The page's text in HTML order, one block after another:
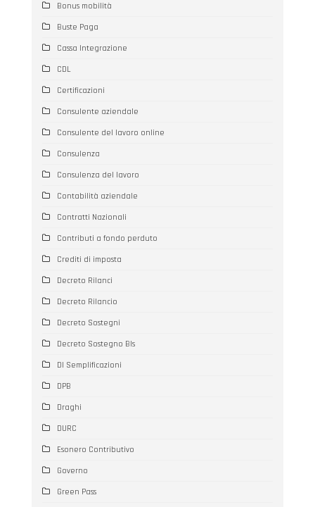
Bonus mobilità
Buste Paga
Cassa Integrazione
CDL
Certificazioni
Consulente aziendale
Consulente del lavoro online
Consulenza
Consulenza del lavoro
Contabilità aziendale
Contratti Nazionali
Contributi a fondo perduto
Crediti di imposta
Decreto Rilanci
Decreto Rilancio
Decreto Sostegni
Decreto Sostegno BIs
Dl Semplificazioni
DPB
Draghi
DURC
Esonero Contributivo
Governo
Green Pass